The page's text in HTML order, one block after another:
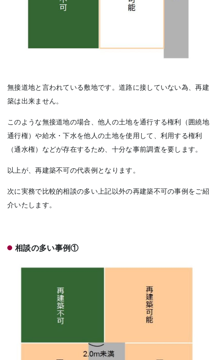
無接道地と言われている敷地です。道路に接していない為、再建
築は出来ません。
このような無接道地の場合、他人の土地を通行する権利（囲繞地
通行権）や給水・下水を他人の土地を使用して、利用する権利
（通水権）などが存在するため、十分な事前調査を要します。
以上が、再建築不可の代表例となります。
次に実務で比較的相談の多い上記以外の再建築不可の事例をご紹
介いたします。
相談の多い事例①